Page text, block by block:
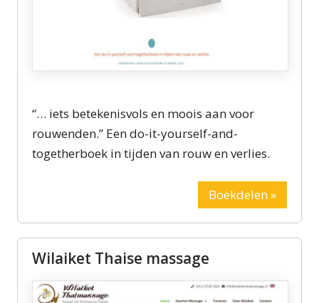
“… iets betekenisvols en moois aan voor
rouwenden.” Een do-it-yourself-and-
togetherboek in tijden van rouw en verlies.
Boekdelen »
Wilaiket Thaise massage